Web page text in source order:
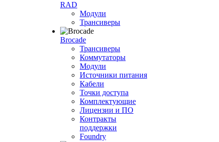
RAD
Модули
Трансиверы
Brocade
Трансиверы
Коммутаторы
Модули
Источники питания
Кабели
Точки доступа
Комплектующие
Лицензии и ПО
Контракты
поддержки
Foundry